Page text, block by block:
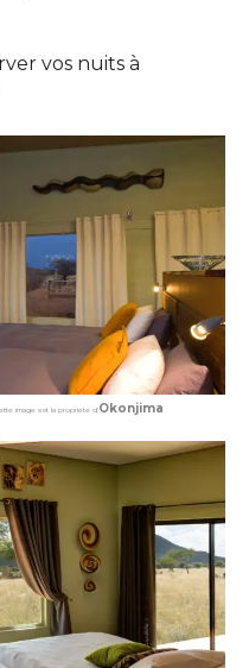
vos nuits à
image est la propriété d’Okonjima